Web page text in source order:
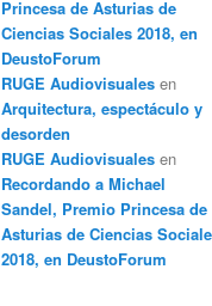
Princesa de Asturias de
Ciencias Sociales 2018, en
DeustoForum
RUGE Audiovisuales en
Arquitectura, espectáculo y
desorden
RUGE Audiovisuales en
Recordando a Michael
Sandel, Premio Princesa de
Asturias de Ciencias
2018, en DeustoForum